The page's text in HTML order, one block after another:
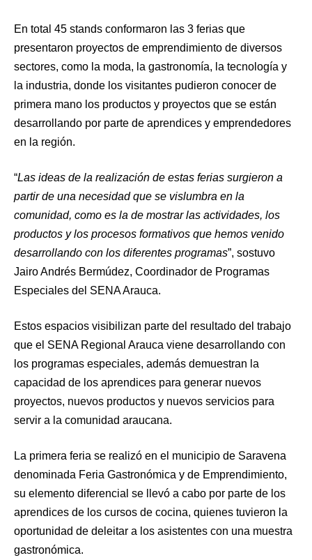
En total 45 stands conformaron las 3 ferias que
presentaron proyectos de emprendimiento de diversos
sectores, como la moda, la gastronomía, la tecnología y
la industria, donde los visitantes pudieron conocer de
primera mano los productos y proyectos que se están
desarrollando por parte de aprendices y emprendedores
en la región.
“Las ideas de la realización de estas ferias surgieron a
partir de una necesidad que se vislumbra en la
comunidad, como es la de mostrar las actividades, los
productos y los procesos formativos que hemos venido
desarrollando con los diferentes programas”, sostuvo
Jairo Andrés Bermúdez, Coordinador de Programas
Especiales del SENA Arauca.
Estos espacios visibilizan parte del resultado del trabajo
que el SENA Regional Arauca viene desarrollando con
los programas especiales, además demuestran la
capacidad de los aprendices para generar nuevos
proyectos, nuevos productos y nuevos servicios para
servir a la comunidad araucana.
La primera feria se realizó en el municipio de Saravena
denominada Feria Gastronómica y de Emprendimiento,
su elemento diferencial se llevó a cabo por parte de los
aprendices de los cursos de cocina, quienes tuvieron la
oportunidad de deleitar a los asistentes con una muestra
gastronómica.